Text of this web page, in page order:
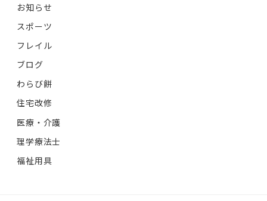
お知らせ
スポーツ
フレイル
ブログ
わらび餅
住宅改修
医療・介護
理学療法士
福祉用具